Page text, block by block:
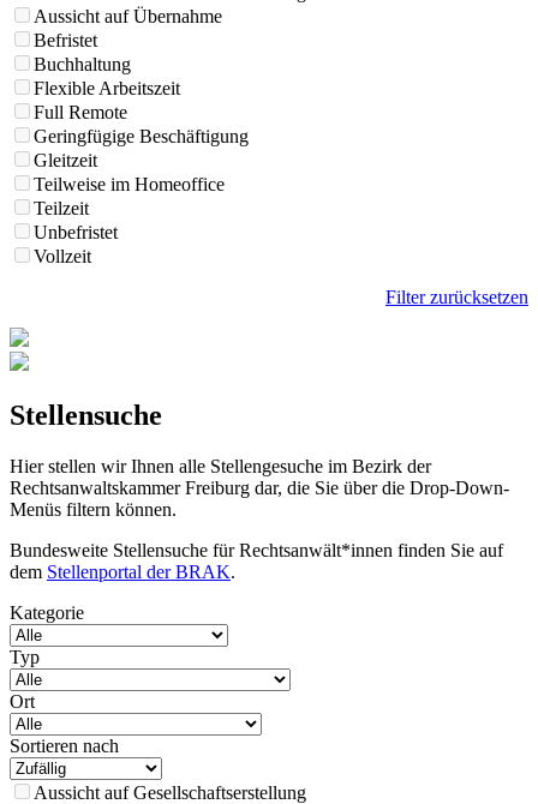
Aussicht auf Übernahme
Befristet
Buchhaltung
Flexible Arbeitszeit
Full Remote
Geringfügige Beschäftigung
Gleitzeit
Teilweise im Homeoffice
Teilzeit
Unbefristet
Vollzeit
Filter zurücksetzen
Stellensuche
Hier stellen wir Ihnen alle Stellengesuche im Bezirk der
Rechtsanwaltskammer Freiburg dar, die Sie über die Drop-Down-
Menüs filtern können.
Bundesweite Stellensuche für Rechtsanwält*innen finden Sie auf
dem Stellenportal der BRAK.
Kategorie
Typ
Ort
Sortieren nach
Aussicht auf Gesellschaftserstellung